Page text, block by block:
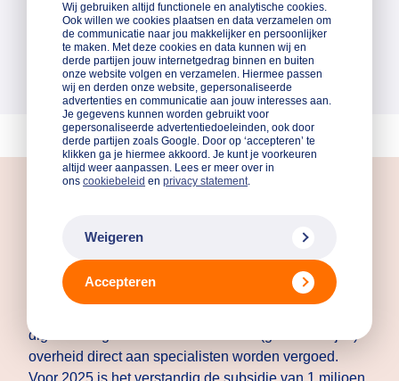
Wij gebruiken altijd functionele en analytische cookies.
Ook willen we cookies plaatsen en data verzamelen om
de communicatie naar jou makkelijker en persoonlijker
te maken. Met deze cookies en data kunnen wij en
derde partijen jouw internetgedrag binnen en buiten
onze website volgen en verzamelen. Hiermee passen
wij en derden onze website, gepersonaliseerde
advertenties en communicatie aan jouw interesses aan.
Je gegevens kunnen worden gebruikt voor
gepersonaliseerde advertentiedoeleinden, ook door
derde partijen zoals Google. Door op ‘accepteren’ te
klikken ga je hiermee akkoord. Je kunt je voorkeuren
altijd weer aanpassen. Lees er meer over in
ons cookiebeleid en privacy statement.
Weigeren
Accepteren
bij digitale veiligheid zijn prijzig voor kleine
ondernemers. Daarom adviseren wij om drempels te
digitalisering in te zetten die door de (gemeentelijke)
overheid direct aan specialisten worden vergoed.